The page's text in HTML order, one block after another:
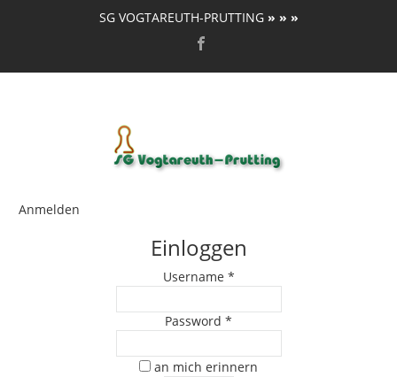
SG VOGTAREUTH-PRUTTING » » »
Anmelden
Einloggen
Username *
Password *
an mich erinnern